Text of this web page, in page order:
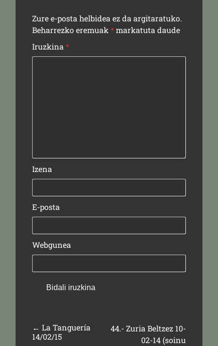
Zure e-posta helbidea ez da argitaratuko.
Beharrezko eremuak *markatuta daude
Iruzkina *
Izena
E-posta
Webgunea
← La Tanguería
14/02/15
44.- Zuria Beltzez 10-
02-14 (soinu